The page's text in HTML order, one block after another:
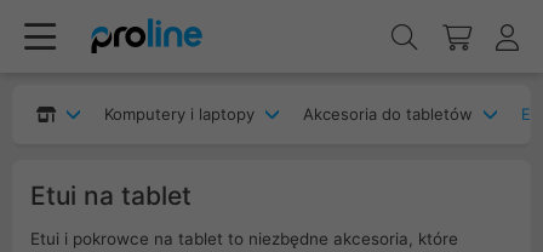
Komputery i laptopy Akcesoria do tabletów
Etui na tablet
Etui i pokrowce na tablet to niezbędne akcesoria, które